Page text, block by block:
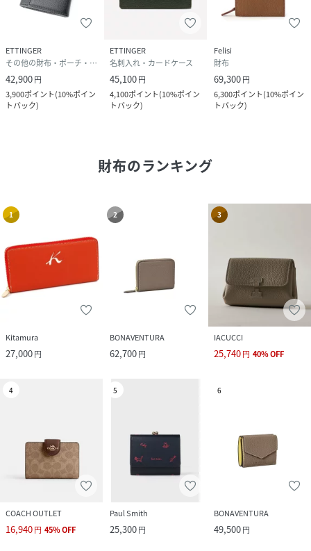
ETTINGER
その他の財布・ポーチ・ケース
42,900円
3,900ポイント(10%ポイン
トバック)
ETTINGER
名刺入れ・カードケース
45,100円
4,100ポイント(10%ポイン
トバック)
Felisi
財布
69,300円
6,300ポイント(10%ポイン
トバック)
財布のランキング
1
Kitamura
27,000円
2
BONAVENTURA
62,700円
3
IACUCCI
25,740円 40%OFF
4
COACH OUTLET
16,940円 45%OFF
5
Paul Smith
25,300円
6
BONAVENTURA
49,500円